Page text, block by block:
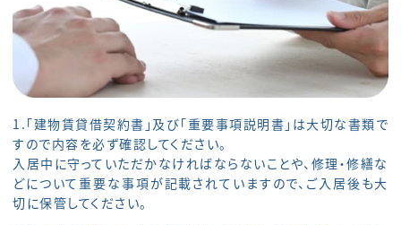
1.「建物賃貸借契約書」及び「重要事項説明書」は大切な書類で
すので内容を必ず確認してください。
入居中に守っていただかなければならないことや、修理・修繕な
どについて重要な事項が記載されていますので、ご入居後も大
切に保管してください。